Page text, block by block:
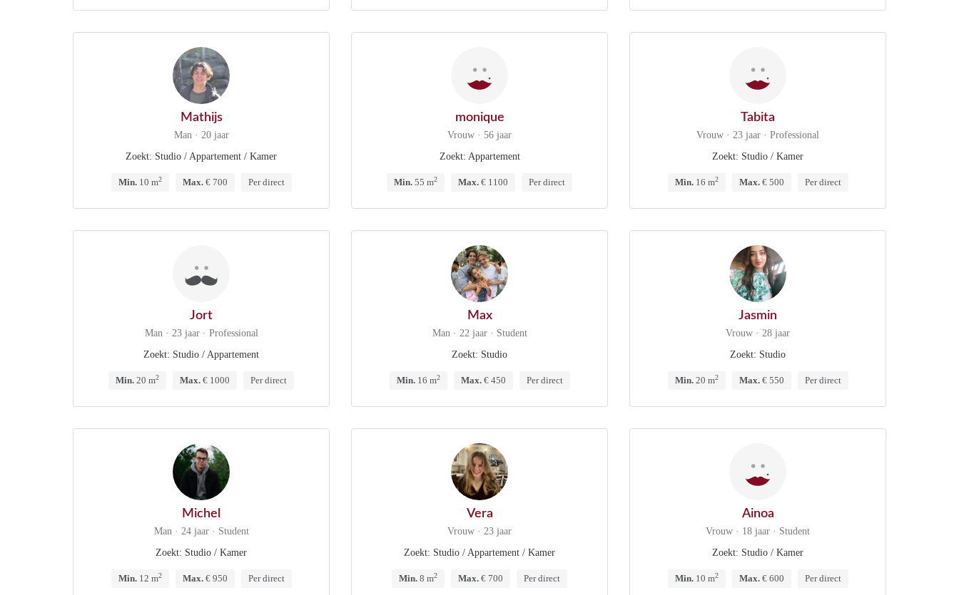
Mathijs
Man · 20 jaar
Zoekt: Studio / Appartement / Kamer
Min.10 m2 Max.€ 700 Per direct
monique
Vrouw · 56 jaar
Zoekt: Appartement
Min. 55 m2 Max. € 1100 Per direct
Tabita
Vrouw · 23 jaar · Professional
Zoekt: Studio / Kamer
Min.16 m2 Max.€ 500 Per direct
Jort
Man · 23 jaar · Professional
Zoekt: Studio / Appartement
Min. 20 m2 Max. € 1000 Per direct
Max
Man · 22 jaar · Student
Zoekt: Studio
Min.16 m2 Max.€ 450 Per direct
Jasmin
Vrouw · 28 jaar
Zoekt: Studio
Min.20 m2 Max.€ 550 Per direct
Michel
Man · 24 jaar · Student
Zoekt: Studio / Kamer
Min.12 m2 Max.€ 950 Per direct
Vera
Vrouw · 23 jaar
Zoekt: Studio / Appartement / Kamer
Min. 8 m2 Max. € 700 Per direct
Ainoa
Vrouw · 18 jaar · Student
Zoekt: Studio / Kamer
Min.10 m2 Max.€ 600 Per direct